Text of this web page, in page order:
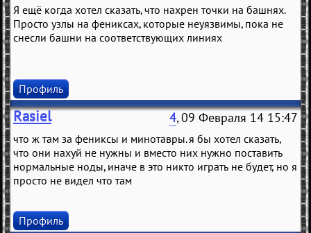
Я ещё когда хотел сказать, что нахрен точки на башнях.
Просто узлы на фениксах, которые неуязвимы, пока не
снесли башни на соответствующих линиях
Профиль
Rasiel 4, 09 Февраля 14 15:47
что ж там за фениксы и минотавры. я бы хотел сказать,
что они нахуй не нужны и вместо них нужно поставить
нормальные ноды, иначе в это никто играть не будет, но я
просто не видел что там
Профиль